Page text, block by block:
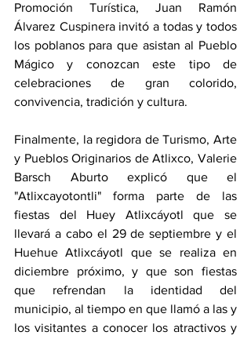
Promoción Turística, Juan Ramón
Álvarez Cuspinera invitó a todas y todos
los poblanos para que asistan al Pueblo
Mágico y conozcan este tipo de
celebraciones de gran colorido,
convivencia, tradición y cultura.
Finalmente, la regidora de Turismo, Arte
y Pueblos Originarios de Atlixco, Valerie
Barsch Aburto explicó que el
"Atlixcayotontli" forma parte de las
fiestas del Huey Atlixcáyotl que se
llevará a cabo el 29 de septiembre y el
Huehue Atlixcáyotl que se realiza en
diciembre próximo, y que son fiestas
que refrendan la identidad del
municipio, al tiempo en que llamó a las y
los visitantes a conocer los atractivos y